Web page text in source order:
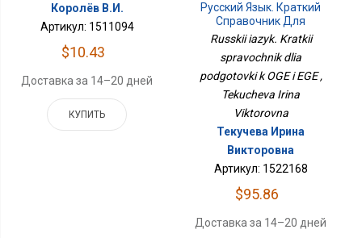
Королёв В.И.
Артикул: 1511094
$10.43
Доставка за 14–20 дней
КУПИТЬ
Русский Язык. Краткий
Справочник Для
Подготовки К ОГЭ И ЕГЭ
Russkii iazyk. Kratkii
spravochnik dlia
podgotovki k OGE i EGE ,
Tekucheva Irina
Viktorovna
Текучева Ирина
Викторовна
Артикул: 1522168
$95.86
Доставка за 14–20 дней